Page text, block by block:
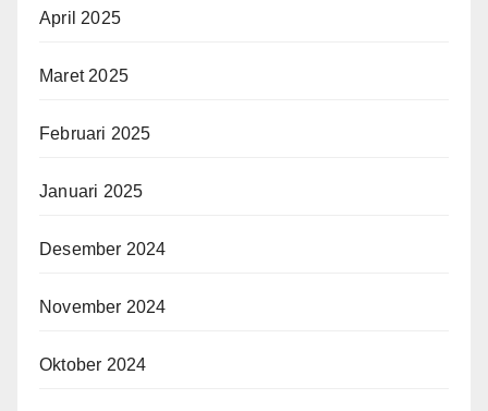
April 2025
Maret 2025
Februari 2025
Januari 2025
Desember 2024
November 2024
Oktober 2024